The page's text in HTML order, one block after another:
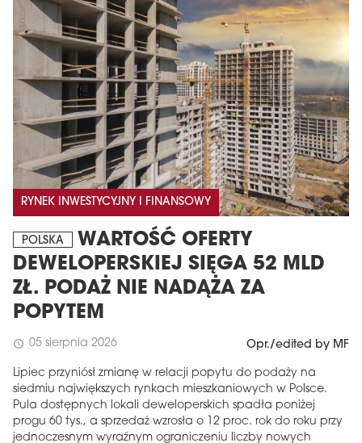
RYNEK INWESTYCYJNY I FINANSOWY
POLSKA
WARTOŚĆ OFERTY
DEWELOPERSKIEJ SIĘGA 52 MLD
ZŁ. PODAŻ NIE NADĄŻA ZA
POPYTEM
schedule 05 sierpnia 2026 Opr./edited by MF
Lipiec przyniósł zmianę w relacji popytu do podaży na
siedmiu największych rynkach mieszkaniowych w Polsce.
Pula dostępnych lokali deweloperskich spadła poniżej
progu 60 tys., a sprzedaż wzrosła o 12 proc. rok do roku przy
jednoczesnym wyraźnym ograniczeniu liczby nowych
MAGAZYN
Wydanie 6 (308)
CZERWIEC 2026
Więcej w tym wydaniu
arrow_forward
Zamów teraz!